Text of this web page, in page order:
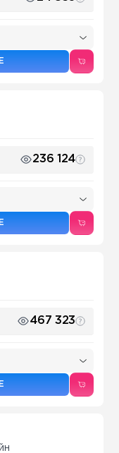
236 124
467 323